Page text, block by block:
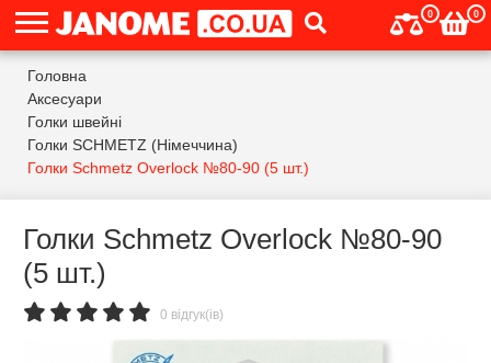
0 0
Головна
Аксесуари
Голки швейні
Голки SCHMETZ (Німеччина)
Голки Schmetz Overlock №80-90 (5 шт.)
Голки Schmetz Overlock №80-90
(5 шт.)
0 відгук(ів)